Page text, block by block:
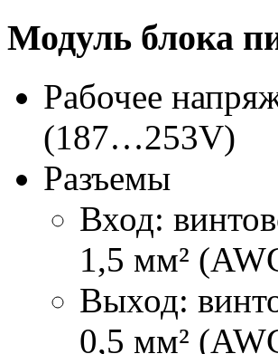
Модуль блока
Рабочее
(187…253V)
Разъемы
Вход:
1,5 мм²
Выход:
0,5 мм²